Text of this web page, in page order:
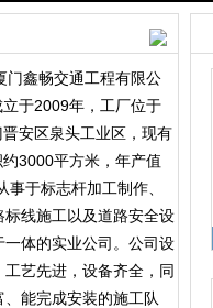
鑫畅交通工程有限公
立于2009年，工厂位于
晋安区泉头工业区，现有
约3000平方米，年产值
于标志杆加工制作、
线施工以及道路安全设
体的实业公司。公司设
艺先进，设备齐全，同
能完成安装的施工队